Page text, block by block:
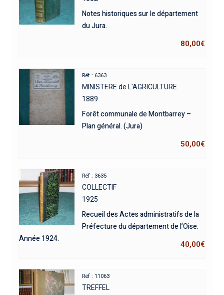
Notes historiques sur le département
du Jura.
80,00€
Réf : 6363
MINISTERE de L'AGRICULTURE
1889
Forêt communale de Montbarrey –
Plan général. (Jura)
50,00€
Réf : 3635
COLLECTIF
1925
Recueil des Actes administratifs de la
Préfecture du département de l’Oise.
Année 1924.
40,00€
Réf : 11063
TREFFEL